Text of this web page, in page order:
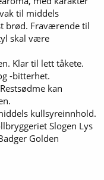
til middels
brød. Fraværende til
skal være
Klar til lett tåkete.
-bitterhet.
kan
kullsyreinnhold.
Slogen Lys
Golden